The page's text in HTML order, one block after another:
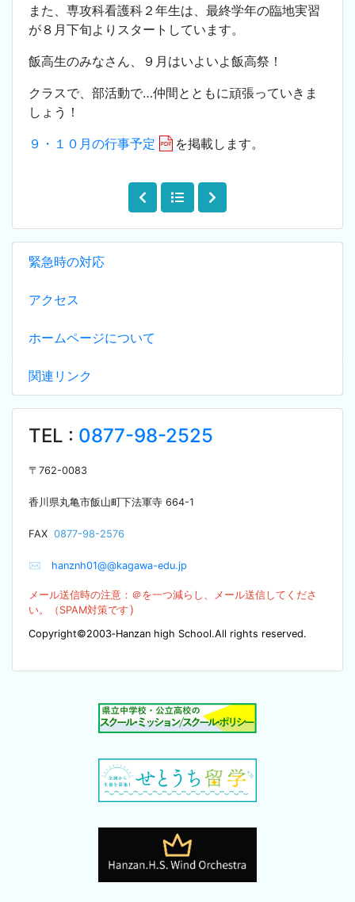
緊急時の対応
アクセス
ホームページについて
関連リンク
TEL : 0877-98-2525
〒 762-0083
香川県丸亀市飯山町下法軍寺 664-1
FAX 0877-98-2576
✉ hanznh01@@kagawa-edu.jp
メール送信時の注意：＠を一つ減らし、メール送信してくださ
い。（SPAM対策です ）
Copyright©2003‐Hanzan high School.All rights reserved.
また、専攻科看護科２年生は、最終学年の臨地実習
が８月下旬よりスタートしています。
飯高生のみなさん、９月はいよいよ飯高祭！
クラスで、部活動で…仲間とともに頑張っていきま
しょう！
９・１０月の行事予定
を掲載します。